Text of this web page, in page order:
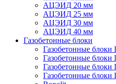
АЦЭИД 20 мм
АЦЭИД 25 мм
АЦЭИД 30 мм
АЦЭИД 40 мм
Газобетонные блоки
Газобетонные блоки
Газобетонные блоки
Газобетонные блоки
Газобетонные блоки